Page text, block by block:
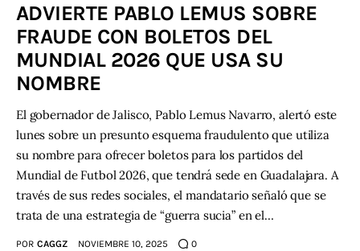
ADVIERTE PABLO LEMUS SOBRE
FRAUDE CON BOLETOS DEL
MUNDIAL 2026 QUE USA SU
NOMBRE
El gobernador de Jalisco, Pablo Lemus Navarro, alertó este
lunes sobre un presunto esquema fraudulento que utiliza
su nombre para ofrecer boletos para los partidos del
Mundial de Futbol 2026, que tendrá sede en Guadalajara. A
través de sus redes sociales, el mandatario señaló que se
trata de una estrategia de “guerra sucia” en el…
POR CAGGZ NOVIEMBRE 10, 2025 0